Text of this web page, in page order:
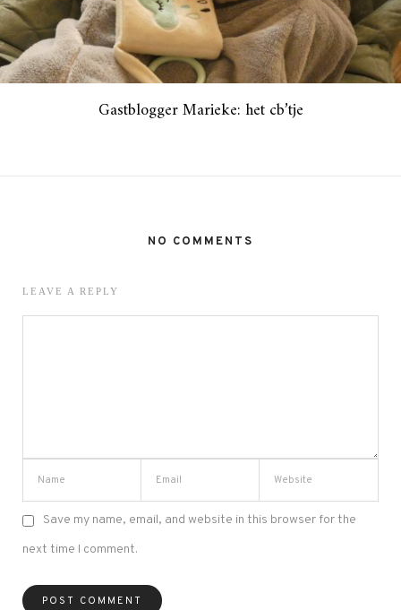
Gastblogger Marieke: het cb’tje
NO COMMENTS
LEAVE A REPLY
Save my name, email, and website in this browser for the
next time I comment.